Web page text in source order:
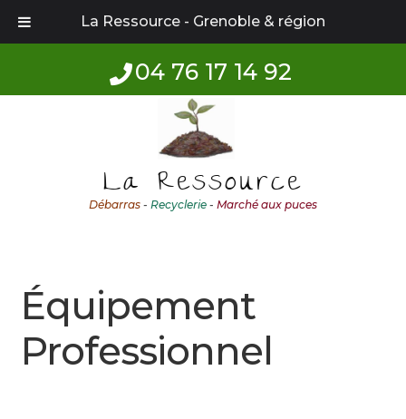
La Ressource - Grenoble & région
04 76 17 14 92
La Ressource
Débarras - Recyclerie - Marché aux puces
Équipement
Professionnel